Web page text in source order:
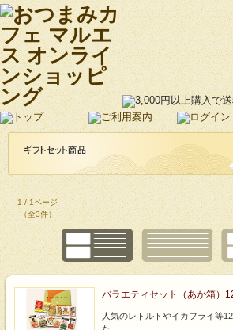
1 / 1ページ
（全3件）
バラエティセット（あか箱）
人気のレトルトやイカフライ等